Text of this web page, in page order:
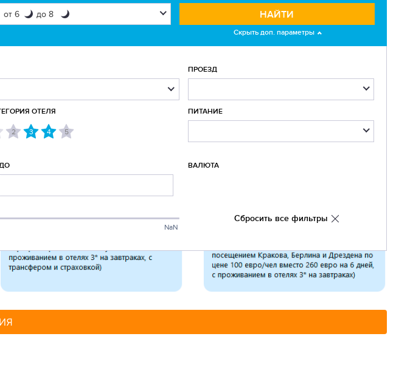
НАЙТИ
Скрыть доп. параметры
ПРОЕЗД
ОТЕЛЯ
2 3 4 5
ПИТАНИЕ
ВАЛЮТА
NaN
Сбросить все фильтры
чтобы получить ссылку и вступить в сообщество.